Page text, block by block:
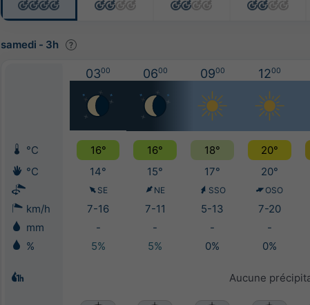
samedi - 3h
0300 0600 0900 1200
°C 16° 16° 18° 20°
°C
14° 15° 17° 20°
SE NE SSO OSO
km/h 7-16 7-11 5-13 7-20
mm
- - - -
%
5% 5% 0% 0%
Aucune